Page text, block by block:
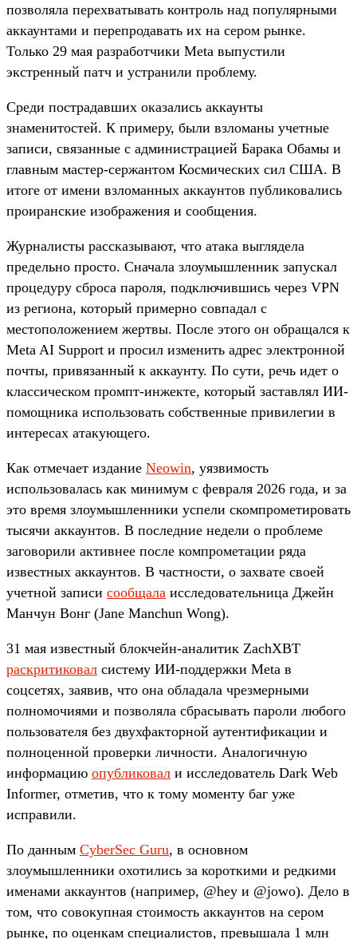
позволяла перехватывать контроль над популярными
аккаунтами и перепродавать их на сером рынке.
Только 29 мая разработчики Meta выпустили
экстренный патч и устранили проблему.
Среди пострадавших оказались аккаунты
знаменитостей. К примеру, были взломаны учетные
записи, связанные с администрацией Барака Обамы и
главным мастер-сержантом Космических сил США. В
итоге от имени взломанных аккаунтов публиковались
проиранские изображения и сообщения.
Журналисты рассказывают, что атака выглядела
предельно просто. Сначала злоумышленник запускал
процедуру сброса пароля, подключившись через VPN
из региона, который примерно совпадал с
местоположением жертвы. После этого он обращался к
Meta AI Support и просил изменить адрес электронной
почты, привязанный к аккаунту. По сути, речь идет о
классическом промпт-инжекте, который заставлял ИИ-
помощника использовать собственные привилегии в
интересах атакующего.
Как отмечает издание Neowin, уязвимость
использовалась как минимум с февраля 2026 года, и за
это время злоумышленники успели скомпрометировать
тысячи аккаунтов. В последние недели о проблеме
заговорили активнее после компрометации ряда
известных аккаунтов. В частности, о захвате своей
учетной записи сообщала исследовательница Джейн
Манчун Вонг (Jane Manchun Wong).
31 мая известный блокчейн-аналитик ZachXBT
раскритиковал систему ИИ-поддержки Meta в
соцсетях, заявив, что она обладала чрезмерными
полномочиями и позволяла сбрасывать пароли любого
пользователя без двухфакторной аутентификации и
полноценной проверки личности. Аналогичную
информацию опубликовал и исследователь Dark Web
Informer, отметив, что к тому моменту баг уже
исправили.
По данным CyberSec Guru, в основном
злоумышленники охотились за короткими и редкими
именами аккаунтов (например, @hey и @jowo). Дело в
том, что совокупная стоимость аккаунтов на сером
рынке, по оценкам специалистов, превышала 1 млн